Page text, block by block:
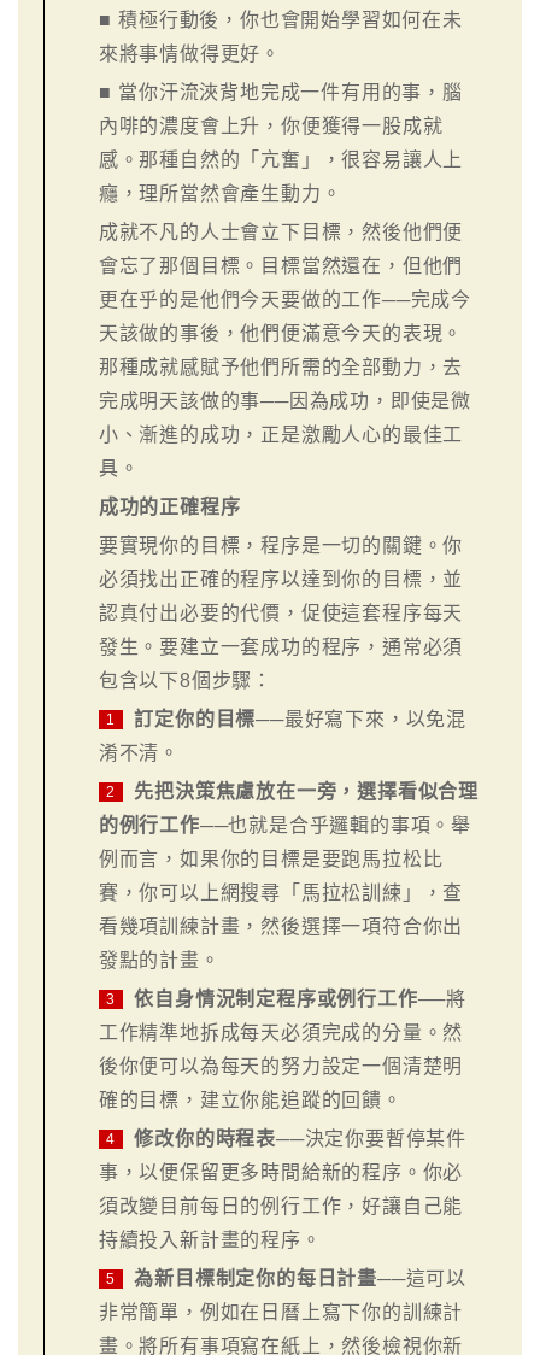
■ 積極行動後，你也會開始學習如何在未
來將事情做得更好。
■ 當你汗流浹背地完成一件有用的事，腦
內啡的濃度會上升，你便獲得一股成就
感。那種自然的「亢奮」，很容易讓人上
癮，理所當然會產生動力。
成就不凡的人士會立下目標，然後他們便
會忘了那個目標。目標當然還在，但他們
更在乎的是他們今天要做的工作──完成今
天該做的事後，他們便滿意今天的表現。
那種成就感賦予他們所需的全部動力，去
完成明天該做的事──因為成功，即使是微
小、漸進的成功，正是激勵人心的最佳工
具。
成功的正確程序
要實現你的目標，程序是一切的關鍵。你
必須找出正確的程序以達到你的目標，並
認真付出必要的代價，促使這套程序每天
發生。要建立一套成功的程序，通常必須
包含以下8個步驟：
1 訂定你的目標──最好寫下來，以免混
淆不清。
2
先把決策焦慮放在一旁，選擇看似合理
的例行工作──也就是合乎邏輯的事項。舉
例而言，如果你的目標是要跑馬拉松比
賽，你可以上網搜尋「馬拉松訓練」，查
看幾項訓練計畫，然後選擇一項符合你出
發點的計畫。
3 依自身情況制定程序或例行工作──將
工作精準地拆成每天必須完成的分量。然
後你便可以為每天的努力設定一個清楚明
確的目標，建立你能追蹤的回饋。
4 修改你的時程表──決定你要暫停某件
事，以便保留更多時間給新的程序。你必
須改變目前每日的例行工作，好讓自己能
持續投入新計畫的程序。
5 為新目標制定你的每日計畫──這可以
非常簡單，例如在日曆上寫下你的訓練計
畫。將所有事項寫在紙上，然後檢視你新